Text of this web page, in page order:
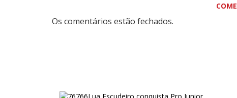
Os comentários estão fechados.